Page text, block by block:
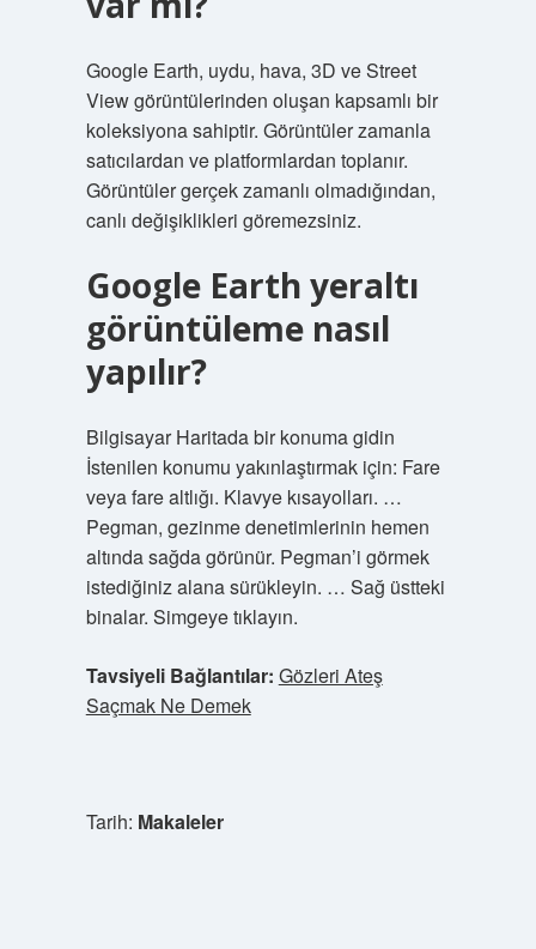
Google Earth, uydu, hava, 3D ve Street
View görüntülerinden oluşan kapsamlı bir
koleksiyona sahiptir. Görüntüler zamanla
satıcılardan ve platformlardan toplanır.
Görüntüler gerçek zamanlı olmadığından,
canlı değişiklikleri göremezsiniz.
Google Earth yeraltı
görüntüleme nasıl
yapılır?
Bilgisayar Haritada bir konuma gidin
İstenilen konumu yakınlaştırmak için: Fare
veya fare altlığı. Klavye kısayolları. …
Pegman, gezinme denetimlerinin hemen
altında sağda görünür. Pegman’i görmek
istediğiniz alana sürükleyin. … Sağ üstteki
binalar. Simgeye tıklayın.
Tavsiyeli Bağlantılar: Gözleri Ateş
Saçmak Ne Demek
Tarih: Makaleler